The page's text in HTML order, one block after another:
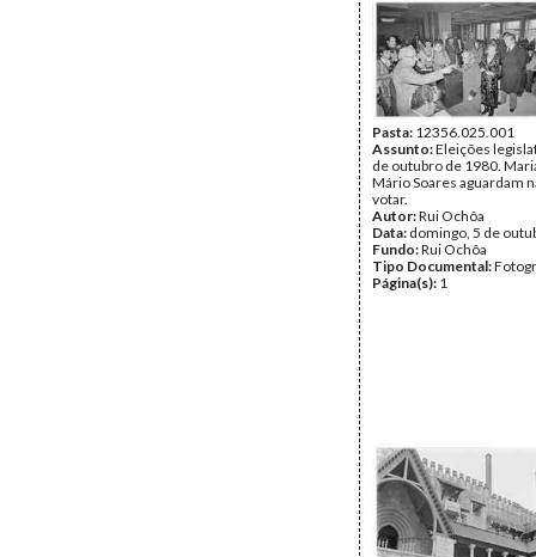
Pasta: 12356.025.001
Assunto:Eleições
de outubro de 1980.
Mário Soares aguardam
votar.
Autor:Rui Ochôa
Data: domingo, 5 de
Fundo:Rui Ochôa
Tipo Documental:
Página(s): 1